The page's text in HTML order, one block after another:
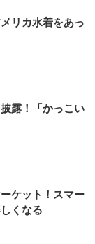
リカ水着をあっ
露！「かっこい
ケット！スマー
くなる